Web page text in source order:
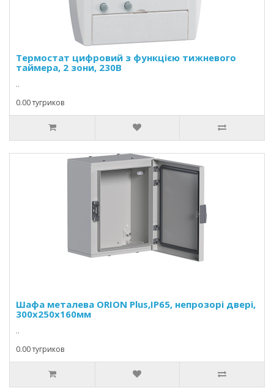
Термостат цифровий з функцією тижневого
таймера, 2 зони, 230В
..
0.00 тугриков
Шафа металева ORION Plus,IP65, непрозорі двері,
300x250x160мм
..
0.00 тугриков